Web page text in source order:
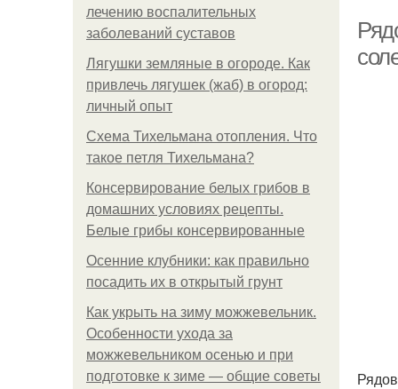
лечению воспалительных
заболеваний суставов
Лягушки земляные в огороде. Как
привлечь лягушек (жаб) в огород:
личный опыт
Схема Тихельмана отопления. Что
такое петля Тихельмана?
Консервирование белых грибов в
домашних условиях рецепты.
Белые грибы консервированные
Осенние клубники: как правильно
посадить их в открытый грунт
Как укрыть на зиму можжевельник.
Особенности ухода за
можжевельником осенью и при
подготовке к зиме — общие советы